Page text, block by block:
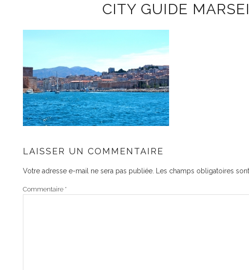
CITY GUIDE
LAISSER UN COMMENTAIRE
Votre adresse e-mail ne sera pas publiée. Les champs obligatoires
Commentaire *